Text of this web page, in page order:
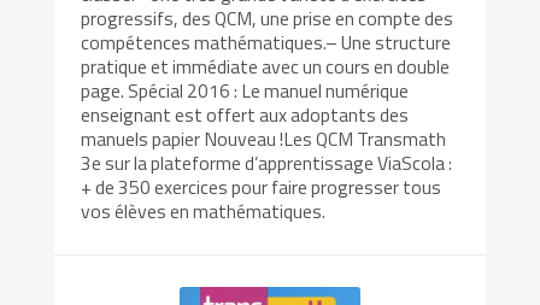
progressifs, des QCM, une prise en compte des
compétences mathématiques.– Une structure
pratique et immédiate avec un cours en double
page. Spécial 2016 : Le manuel numérique
enseignant est offert aux adoptants des
manuels papier Nouveau !Les QCM Transmath
3e sur la plateforme d’apprentissage ViaScola :
+ de 350 exercices pour faire progresser tous
vos élèves en mathématiques.